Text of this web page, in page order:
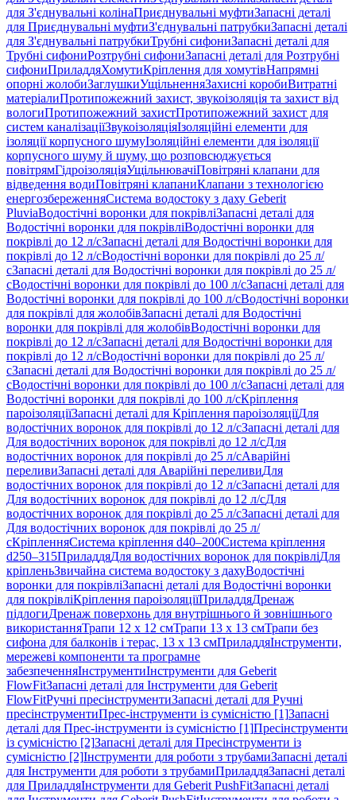
для З'єднувальні колінаПриєднувальні муфтиЗапасні деталі
для Приєднувальні муфтиЗ'єднувальні патрубкиЗапасні деталі
для З'єднувальні патрубкиТрубні сифониЗапасні деталі для
Трубні сифониРозтрубні сифониЗапасні деталі для Розтрубні
сифониПриладдяХомутиКріплення для хомутівНапрямні
опорні жолобиЗаглушкиУщільненняЗахисні коробиВитратні
матеріалиПротипожежний захист, звукоізоляція та захист від
вологиПротипожежний захистПротипожежний захист для
систем каналізаціїЗвукоізоляціяІзоляційні елементи для
ізоляції корпусного шумуІзоляційні елементи для ізоляції
корпусного шуму й шуму, що розповсюджується
повітрямГідроізоляціяУщільнювачіПовітряні клапани для
відведення водиПовітряні клапаниКлапани з технологією
енергозбереженняСистема водостоку з даху Geberit
PluviaВодостічні воронки для покрівліЗапасні деталі для
Водостічні воронки для покрівліВодостічні воронки для
покрівлі до 12 л/сЗапасні деталі для Водостічні воронки для
покрівлі до 12 л/сВодостічні воронки для покрівлі до 25 л/
сЗапасні деталі для Водостічні воронки для покрівлі до 25 л/
сВодостічні воронки для покрівлі до 100 л/сЗапасні деталі для
Водостічні воронки для покрівлі до 100 л/сВодостічні воронки
для покрівлі для жолобівЗапасні деталі для Водостічні
воронки для покрівлі для жолобівВодостічні воронки для
покрівлі до 12 л/сЗапасні деталі для Водостічні воронки для
покрівлі до 12 л/сВодостічні воронки для покрівлі до 25 л/
сЗапасні деталі для Водостічні воронки для покрівлі до 25 л/
сВодостічні воронки для покрівлі до 100 л/сЗапасні деталі для
Водостічні воронки для покрівлі до 100 л/сКріплення
пароізоляціїЗапасні деталі для Кріплення пароізоляціїДля
водостічних воронок для покрівлі до 12 л/сЗапасні деталі для
Для водостічних воронок для покрівлі до 12 л/сДля
водостічних воронок для покрівлі до 25 л/сАварійні
переливиЗапасні деталі для Аварійні переливиДля
водостічних воронок для покрівлі до 12 л/сЗапасні деталі для
Для водостічних воронок для покрівлі до 12 л/сДля
водостічних воронок для покрівлі до 25 л/сЗапасні деталі для
Для водостічних воронок для покрівлі до 25 л/
сКріпленняСистема кріплення d40–200Система кріплення
d250–315ПриладдяДля водостічних воронок для покрівліДля
кріпленьЗвичайна система водостоку з дахуВодостічні
воронки для покрівліЗапасні деталі для Водостічні воронки
для покрівліКріплення пароізоляціїПриладдяДренаж
підлогиДренаж поверхонь для внутрішнього й зовнішнього
використанняТрапи 12 x 12 смТрапи 13 x 13 смТрапи без
сифона для балконів і терас, 13 x 13 смПриладдяІнструменти,
мережеві компоненти та програмне
забезпеченняІнструментиІнструменти для Geberit
FlowFitЗапасні деталі для Інструменти для Geberit
FlowFitРучні пресінструментиЗапасні деталі для Ручні
пресінструментиПрес-інструменти із сумісністю [1]Запасні
деталі для Прес-інструменти із сумісністю [1]Пресінструменти
із сумісністю [2]Запасні деталі для Пресінструменти із
сумісністю [2]Інструменти для роботи з трубамиЗапасні деталі
для Інструменти для роботи з трубамиПриладдяЗапасні деталі
для ПриладдяІнструменти для Geberit PushFitЗапасні деталі